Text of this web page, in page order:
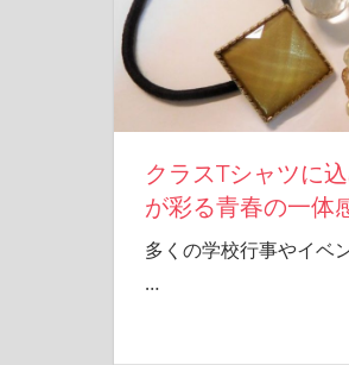
クラスTシャツに
が彩る青春の一体
多くの学校行事やイベ
…